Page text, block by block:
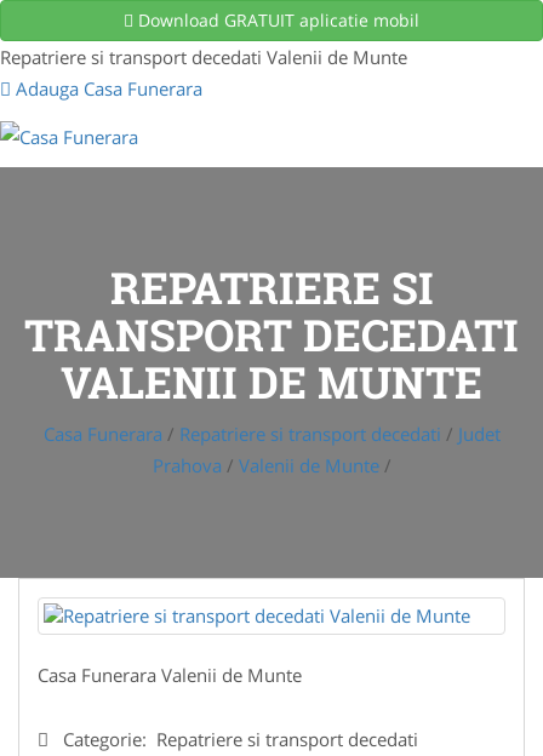
Download GRATUIT aplicatie mobil
Repatriere si transport decedati Valenii de Munte
Adauga Casa Funerara
REPATRIERE SI
TRANSPORT DECEDATI
VALENII DE MUNTE
Casa Funerara / Repatriere si transport decedati / Judet
Prahova / Valenii de Munte/
Casa Funerara Valenii de Munte
Categorie: Repatriere si transport decedati